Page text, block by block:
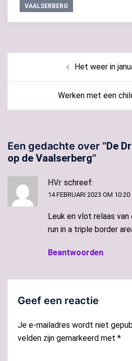
VAALSERBERG
Het weer in
Werken met een
Een gedachte over “De
op de Vaalserberg”
HVr schreef:
14 FEBRUARI 2023 OM 10:20
Leuk en vlot relaas van
run in a triple border
Beantwoorden
Geef een reactie
Je e-mailadres wordt niet
velden zijn gemarkeerd met *